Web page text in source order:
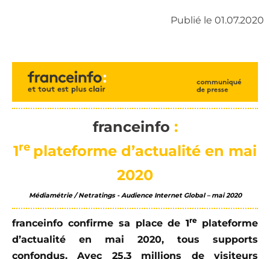
Publié le 01.07.2020
franceinfo :
1re plateforme d’actualité en mai
2020
Médiamétrie / Netratings - Audience Internet Global – mai 2020
franceinfo confirme sa place de1re plateforme
d’actualité en mai 2020, tous supports
confondus. Avec 25,3 millions de visiteurs